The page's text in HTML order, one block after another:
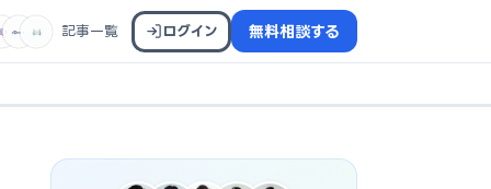
記事一覧 ログイン 無料相談する